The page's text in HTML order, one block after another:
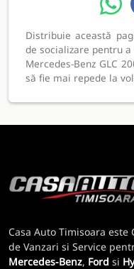
Distribuie această
de socializare pentru a
Mercedes-Benz GLC
să fie mai repede la
Casa Auto Timisoara
de Vanzari si Service
Mercedes-Benz, Ford si